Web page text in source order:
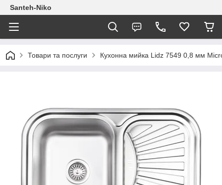
Santeh-Niko
Товари та послуги Кухонна мийка Lidz 7549 0,8 мм